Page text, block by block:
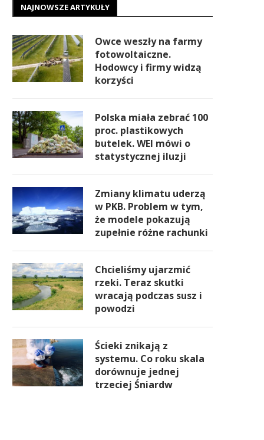
NAJNOWSZE ARTYKUŁY
Owce weszły na farmy
fotowoltaiczne.
Hodowcy i firmy widzą
korzyści
Polska miała zebrać 100
proc. plastikowych
butelek. WEI mówi o
statystycznej iluzji
Zmiany klimatu uderzą
w PKB. Problem w tym,
że modele pokazują
zupełnie różne rachunki
Chcieliśmy ujarzmić
rzeki. Teraz skutki
wracają podczas susz i
powodzi
Ścieki znikają z
systemu. Co roku skala
dorównuje jednej
trzeciej Śniardw